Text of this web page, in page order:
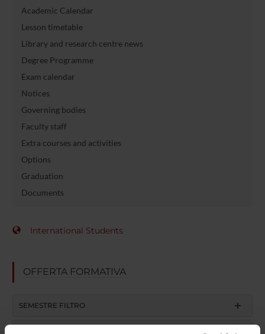
Academic Calendar
Lesson timetable
Library and research centre news
Degree Programme
Exam calendar
Notices
Governing bodies
Faculty staff
Extra courses and activities
Options
Graduation
Documents
International Students
OFFERTA FORMATIVA
SEMESTRE FILTRO